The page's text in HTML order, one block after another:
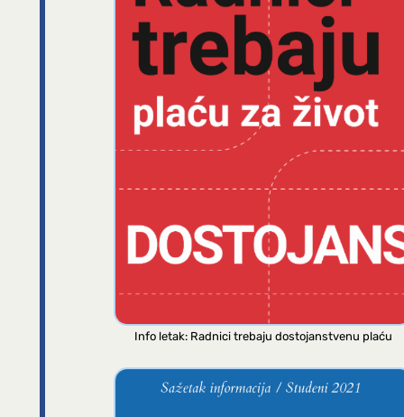
Info letak: Radnici trebaju dostojanstvenu plaću